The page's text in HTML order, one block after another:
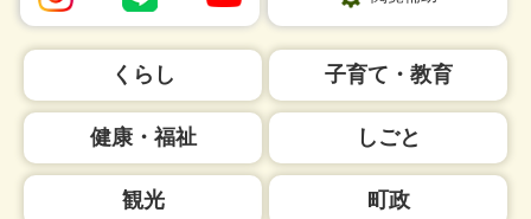
くらし 子育て・教育
健康・福祉 しごと
観光 町政